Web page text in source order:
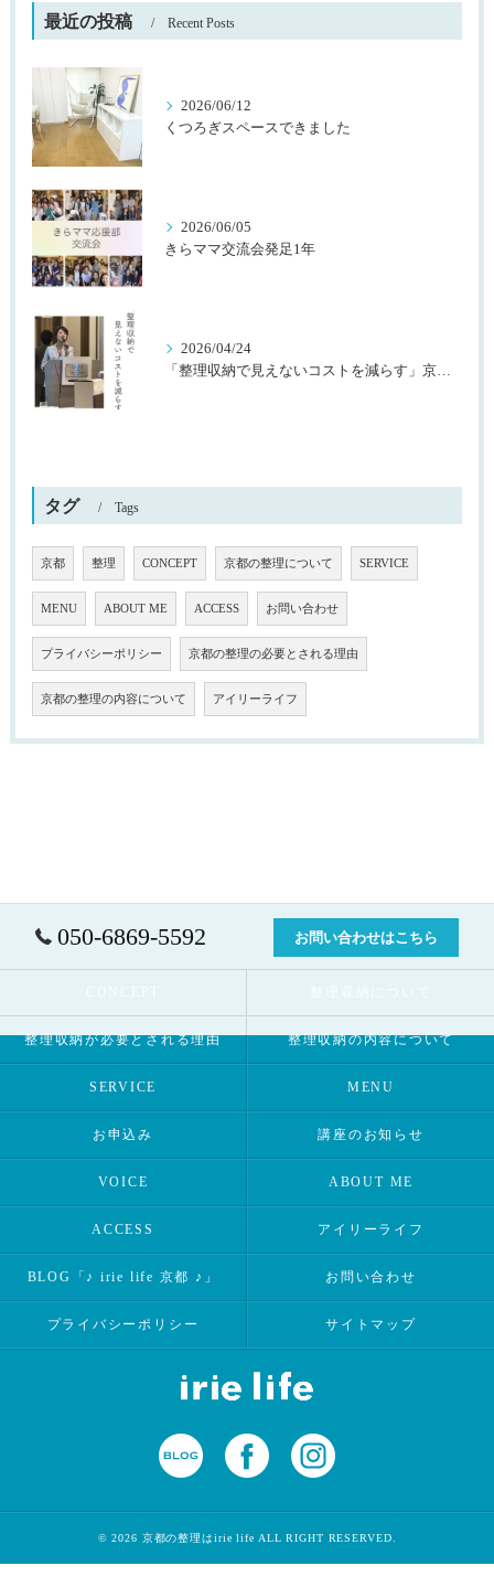
最近の投稿 Recent Posts
2026/06/12
くつろぎスペースできました
2026/06/05
きらママ交流会発足1年
2026/04/24
「整理収納で見えないコストを減らす」京都桂川ロータリークラブ様主催
タグ Tags
京都 整理 CONCEPT 京都の整理について SERVICE
MENU ABOUT ME ACCESS お問い合わせ
プライバシーポリシー 京都の整理の必要とされる理由
京都の整理の内容について アイリーライフ
050-6869-5592 お問い合わせはこちら
CONCEPT 整理収納について
整理収納が必要とされる理由 整理収納の内容について
SERVICE MENU
お申込み 講座のお知らせ
VOICE ABOUT ME
ACCESS アイリーライフ
BLOG「♪ irie life 京都 ♪」 お問い合わせ
プライバシーポリシー サイトマップ
© 2026 京都の整理はirie life ALL RIGHT RESERVED.